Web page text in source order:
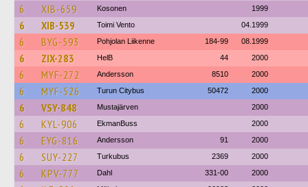
6 XIB-659 Kosonen 1999
6 XIB-539 Toimi Vento 04.1999
6 BYG-593 Pohjolan Liikenne 184-99 08.1999
6 ZIX-283 HelB 44 2000
6 MYF-272 Andersson 8510 2000
6 MYF-526 Turun Citybus 50472 2000
6 VSY-848 Mustajärven 2000
6 KYL-906 EkmanBuss 2000
6 EYG-816 Andersson 91 2000
6 SUY-227 Turkubus 2369 2000
6 KPV-777 Dahl 331-00 2000